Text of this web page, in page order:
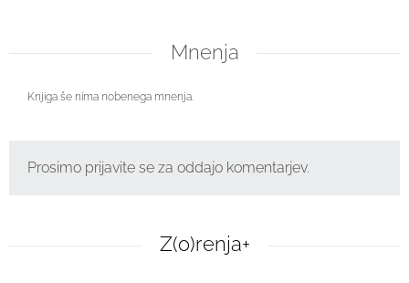
Mnenja
Knjiga še nima nobenega mnenja.
Prosimo prijavite se za oddajo komentarjev.
Z(o)renja+